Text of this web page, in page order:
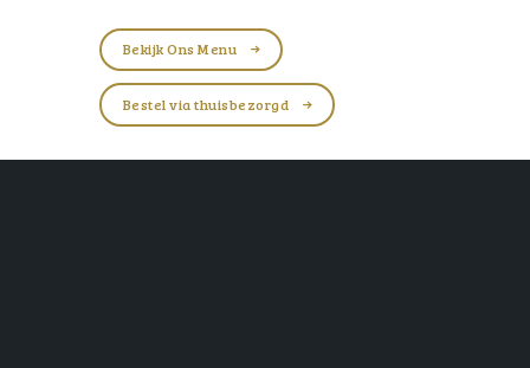
Bekijk Ons Menu
Bestel via thuisbezorgd